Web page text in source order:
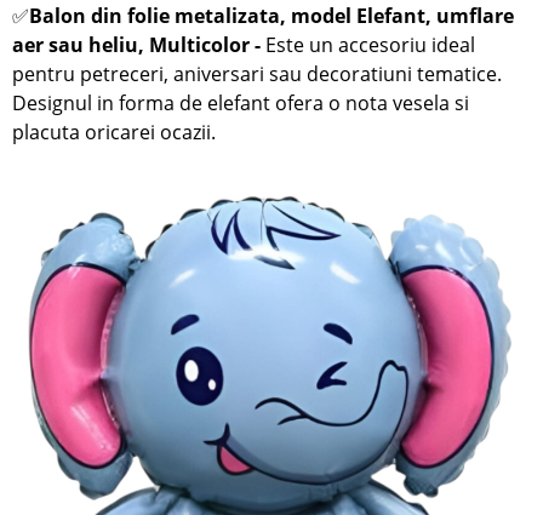
✅Balon din folie metalizata, model Elefant, umflare
aer sau heliu, Multicolor- Este un accesoriu ideal
pentru petreceri, aniversari sau decoratiuni tematice.
Designul in forma de elefant ofera o nota vesela si
placuta oricarei ocazii.